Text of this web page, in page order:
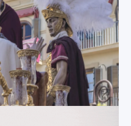
Séville, avec ses
tours flamboyantes,
sa fontaine en arc,
ses canaux de
navigation peu
profonds, ses ponts
bas et larges, ses